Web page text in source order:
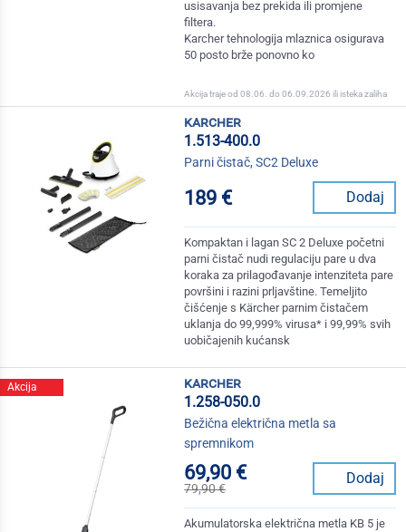
usisavanja bez prekida ili promjene
filtera.
Karcher tehnologija mlaznica osigurava
50 posto brže ponovno ko
Akcija traje od 08.06. do 06.09.2026 ili isteka zaliha
karcher
1.513-400.0
Parni čistač, SC2 Deluxe
189 € Dodaj
Kompaktan i lagan SC 2 Deluxe početni
parni čistač nudi regulaciju pare u dva
koraka za prilagođavanje intenziteta pare
površini i razini prljavštine. Temeljito
čišćenje s Kärcher parnim čistačem
uklanja do 99,999% virusa* i 99,99% svih
uobičajenih kućansk
Akcija
karcher
1.258-050.0
Bežična električna metla sa
spremnikom
69,90 €
79,90 €
Dodaj
Akumulatorska električna metla KB 5 je